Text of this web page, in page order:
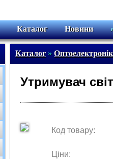
Каталог Новини
Каталог»
Утримувач
Код товару:
Ціни: